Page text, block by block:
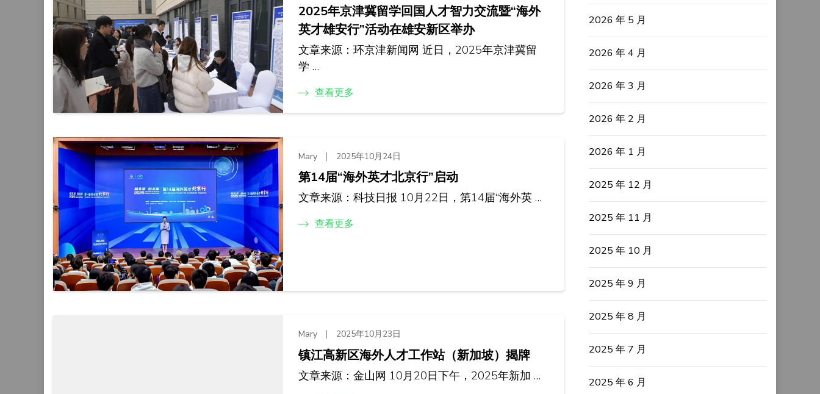
2025年京津冀留学回国人才智力交流暨“海外
英才雄安行”活动在雄安新区举办
文章来源：环京津新闻网 近日，2025年京津冀留
学 …
查看更多
Mary 2025年10月24日
第14届“海外英才北京行”启动
文章来源：科技日报 10月22日，第14届“海外英 …
查看更多
Mary 2025年10月23日
镇江高新区海外人才工作站（新加坡）揭牌
文章来源：金山网 10月20日下午，2025年新加 …
2026 年 5 月
2026 年 4 月
2026 年 3 月
2026 年 2 月
2026 年 1 月
2025 年 12 月
2025 年 11 月
2025 年 10 月
2025 年 9 月
2025 年 8 月
2025 年 7 月
2025 年 6 月